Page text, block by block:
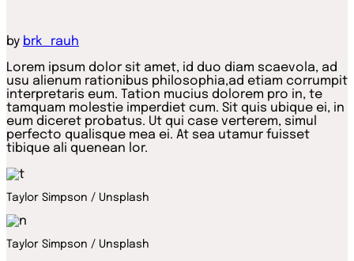
by brk_rauh
Lorem ipsum dolor sit amet, id duo diam scaevola, ad
usu alienum rationibus philosophia,ad etiam corrumpit
interpretaris eum. Tation mucius dolorem pro in, te
tamquam molestie imperdiet cum. Sit quis ubique ei, in
eum diceret probatus. Ut qui case verterem, simul
perfecto qualisque mea ei. At sea utamur fuisset
tibique ali quenean lor.
Taylor Simpson / Unsplash
Taylor Simpson / Unsplash